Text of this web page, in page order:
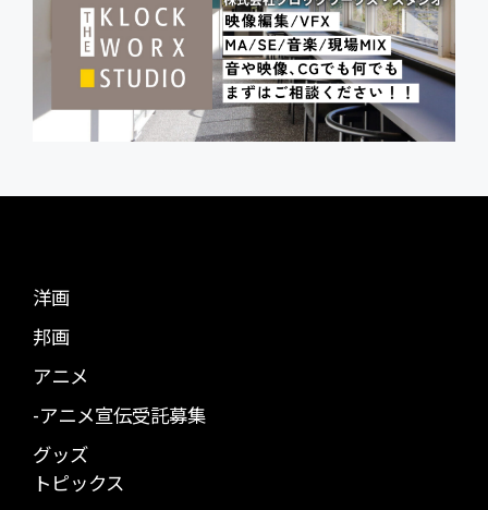
洋画
邦画
アニメ
-アニメ宣伝受託募集
グッズ
トピックス